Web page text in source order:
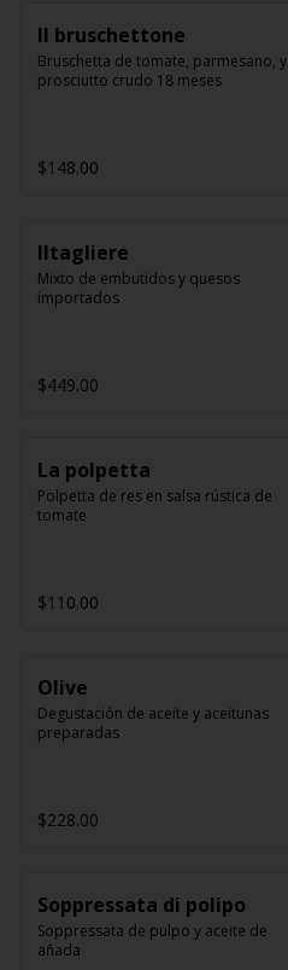
Il bruschettone
Bruschetta de tomate, parmesano, y
prosciutto crudo 18 meses
$148.00
Iltagliere
Mixto de embutidos y quesos
importados
$449.00
La polpetta
Polpetta de res en salsa rústica de
tomate
$110.00
Olive
Degustación de aceite y aceitunas
preparadas
$228.00
Soppressata di polipo
Soppressata de pulpo y aceite de
añada